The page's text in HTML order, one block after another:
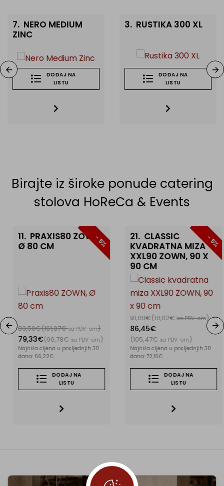
7. NERO MEDIUM
ZINC
DODAJ NA
LISTU
3. RUSTIKA 300 XL
DODAJ NA
LISTU
Birajte iz široke ponude catering
stolova HoReCa & Events
- 5%
11.PRAXIS80 ZOWN,
Ø 80 CM
83,50€(101,87€sa PDV-om)
79,33€(96,78€sa PDV-om)
Najniža cijena u posljednjih 30
dana: 66,22€
DODAJ NA
LISTU
- 5%
21.CLASSIC
KVADRATNA MIZA
XXL90 ZOWN, 90 X
90 CM
91,00€(111,02€sa PDV-om)
86,45€
(105,47€sa PDV-om)
Najniža cijena u posljednjih 30
dana: 72,16€
DODAJ NA
LISTU